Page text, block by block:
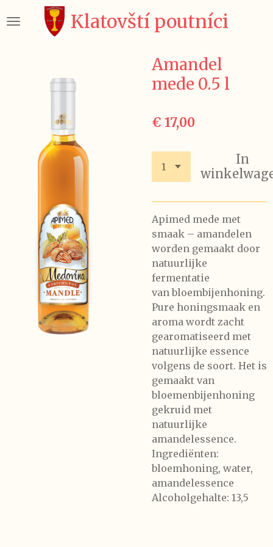
direct
Klatovští poutníci
Amandel
mede 0.5 l
€ 17,00
In
Apimed mede met
smaak – amandelen
worden gemaakt door
natuurlijke
fermentatie
van bloembijenhoning.
Pure honingsmaak en
aroma wordt zacht
gearomatiseerd met
natuurlijke essence
volgens de soort. Het is
gemaakt van
bloemenbijenhoning
gekruid met
natuurlijke
amandelessence.
Ingrediënten:
bloemhoning, water,
amandelessence
Alcoholgehalte: 13,5